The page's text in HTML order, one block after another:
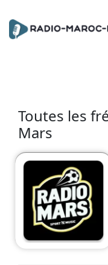
Toutes les
Mars